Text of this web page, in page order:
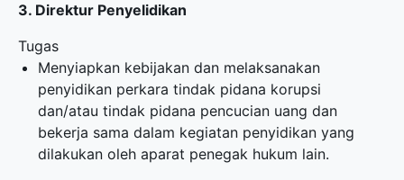
3. Direktur Penyelidikan
Tugas
Menyiapkan kebijakan dan melaksanakan
penyidikan perkara tindak pidana korupsi
dan/atau tindak pidana pencucian uang dan
bekerja sama dalam kegiatan penyidikan yang
dilakukan oleh aparat penegak hukum lain.